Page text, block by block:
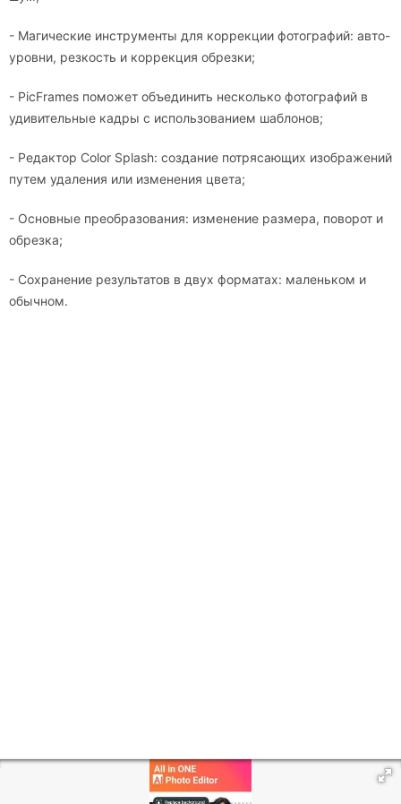
- Магические инструменты для коррекции фотографий: авто-
уровни, резкость и коррекция обрезки;
- PicFrames поможет объединить несколько фотографий в
удивительные кадры с использованием шаблонов;
- Редактор Color Splash: создание потрясающих изображений
путем удаления или изменения цвета;
- Основные преобразования: изменение размера, поворот и
обрезка;
- Сохранение результатов в двух форматах: маленьком и
обычном.